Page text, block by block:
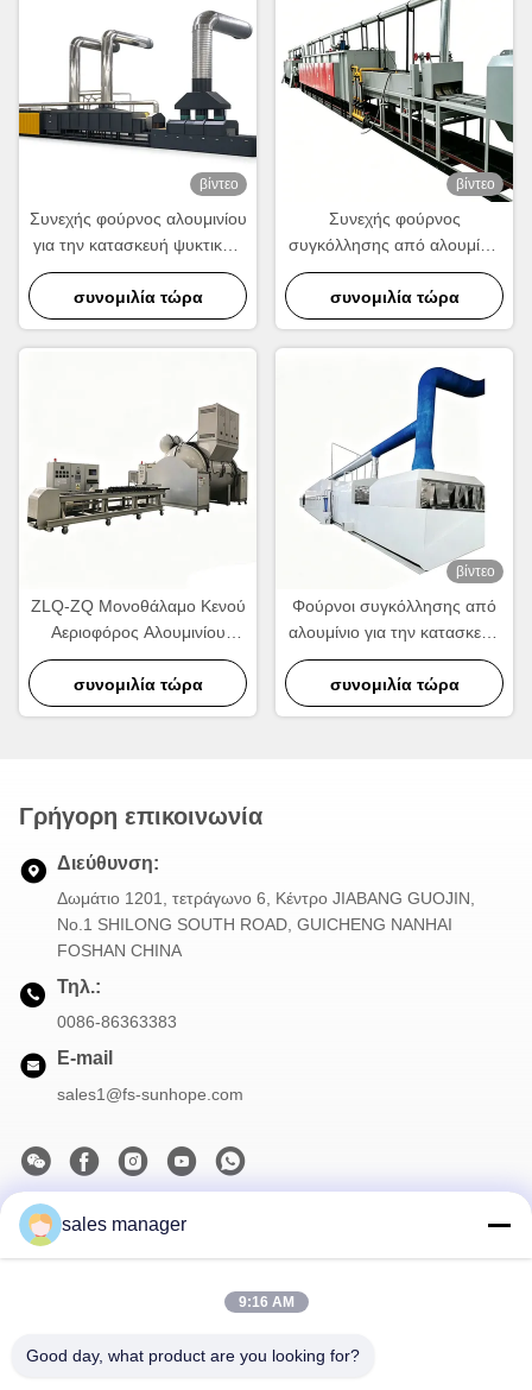
βίντεο
Συνεχής φούρνος αλουμινίου
για την κατασκευή ψυκτικών
και συμπυκνωτών.
συνομιλία τώρα
βίντεο
Συνεχής φούρνος
συγκόλλησης από αλουμίνιο
για την κατασκευή ψυκτικών,
συμπυκνωτών και εναλλάκτη
θερμότητας
συνομιλία τώρα
ZLQ-ZQ Μονοθάλαμο Κενού
Αεριοφόρος Αλουμινίου
Φούρνος Συσσωρεύσεως
Ενέργειας Γρήγορος κύκλος
συνομιλία τώρα
βίντεο
Φούρνοι συγκόλλησης από
αλουμίνιο για την κατασκευή
ψυκτικών και ανταλλακτικών
θερμότητας
συνομιλία τώρα
Γρήγορη επικοινωνία
Διεύθυνση:
Δωμάτιο 1201, τετράγωνο 6, Κέντρο JIABANG GUOJIN,
Νο.1 SHILONG SOUTH ROAD, GUICHENG NANHAI
FOSHAN CHINA
Τηλ.:
0086-86363383
E-mail
sales1@fs-sunhope.com
Το Δελτίο Ενημέρωσης
sales manager
9:16 AM
Good day, what product are you looking for?